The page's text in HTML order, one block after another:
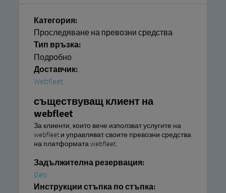
Категория:
Проследяване на превозни средства
Тип връзка:
Подробно
Доставчик:
Webfleet
съществуващ клиент на
webfleet
За клиенти, които вече използват услугите на
webfleet и управляват своите превозни средства
на платформата webfleet.
Задължителна резервация:
Geo
Инструкции стъпка по стъпка: